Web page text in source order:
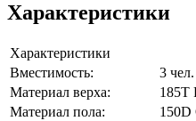
Характеристики
Характеристики
Вместимость:
3 чел.
Материал верха:
185T
Материал пола:
150D